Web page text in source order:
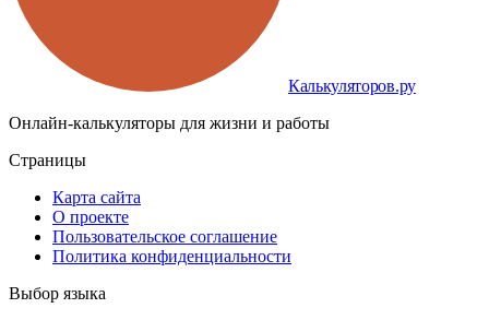
Калькуляторов.ру
Онлайн-калькуляторы для жизни и работы
Страницы
Карта сайта
О проекте
Пользовательское соглашение
Политика конфиденциальности
Выбор языка